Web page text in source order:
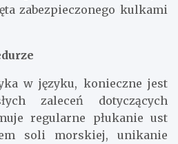
zabezpieczonego kulkami
w języku, konieczne jest
zaleceń dotyczących
regularne płukanie ust
soli morskiej, unikanie